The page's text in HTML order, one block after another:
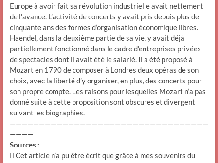
Europe à avoir fait sa révolution industrielle avait nettement
de l’avance. L’activité de concerts y avait pris depuis plus de
cinquante ans des formes d’organisation économique libres.
Haendel, dans la deuxième partie de sa vie, y avait déjà
partiellement fonctionné dans le cadre d’entreprises privées
de spectacles dont il avait été le salarié. Il a été proposé à
Mozart en 1790 de composer à Londres deux opéras de son
choix, avec la liberté d’y organiser, en plus, des concerts pour
son propre compte. Les raisons pour lesquelles Mozart n’a pas
donné suite à cette proposition sont obscures et divergent
suivant les biographies.
——————————————————————————————————
————
Sources :
 Cet article n’a pu être écrit que grâce à mes souvenirs du